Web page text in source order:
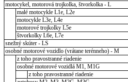
motocykel, motorová trojkolka, štvorkolka - L
malé motocykle L1e, L2e
motocykle L3e, L4e
motorové trojkolky L5e
štvorkolky L6e, L7e
snežný skúter - LS
osobné motorové vozidlo (vrátane terénneho) - M
z toho pravostranné riadenie
osobné motorové vozidlá M1, M1G
z toho pravostranné riadenie